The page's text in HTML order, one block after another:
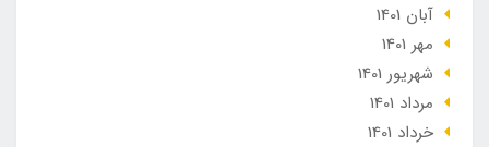
آبان 1401
مهر 1401
شهریور 1401
مرداد 1401
خرداد 1401